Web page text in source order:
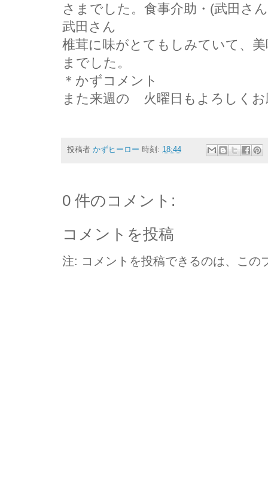
さまでした。食事介助・(武田さ
武田さん
椎茸に味がとてもしみていて、
までした。
＊かずコメント
また来週の゙火曜日もよろしくお
投稿者 かずヒーロー 時刻: 18:44
0 件のコメント:
コメントを投稿
注: コメントを投稿できるのは、この